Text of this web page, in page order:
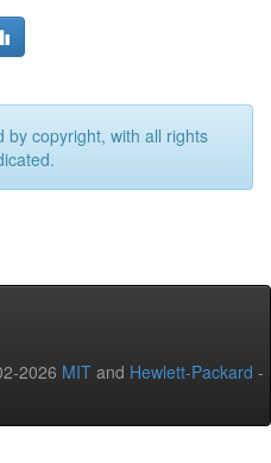
by copyright, with all rights
2026 MIT and Hewlett-Packard -